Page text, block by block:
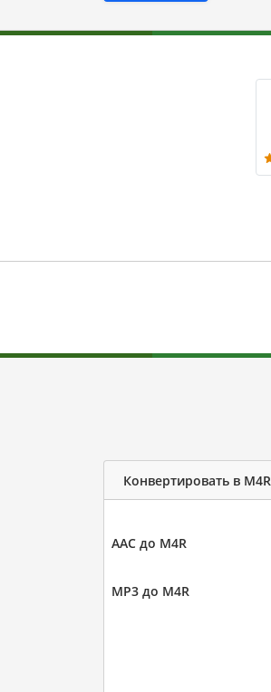
Конвертировать в M4R
AAC до M4R
MP3 до M4R